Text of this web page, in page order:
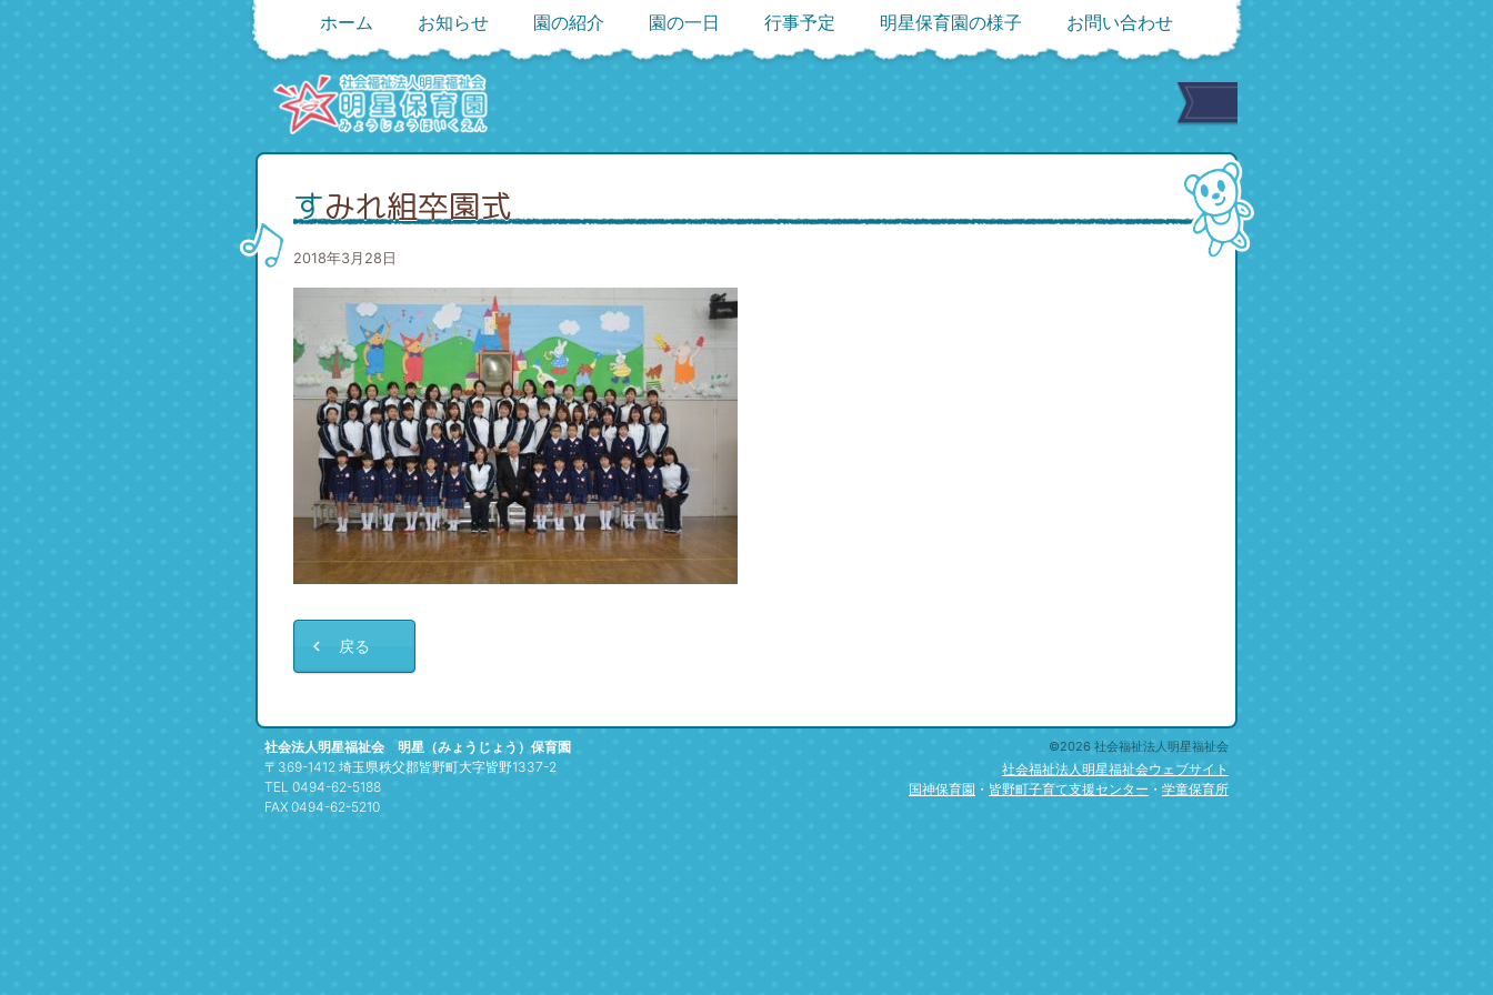
ホーム お知らせ 園の紹介 園の一日 行事予定 明星保育園の様子 お問い合わせ
すみれ組卒園式
2018年3月28日
戻る
社会法人明星福祉会 明星（みょうじょう）保育園
〒369-1412 埼玉県秩父郡皆野町大字皆野1337-2
TEL 0494-62-5188
FAX 0494-62-5210
©2026 社会福祉法人明星福祉会
社会福祉法人明星福祉会ウェブサイト
国神保育園 ・ 皆野町子育て支援センター ・ 学童保育所